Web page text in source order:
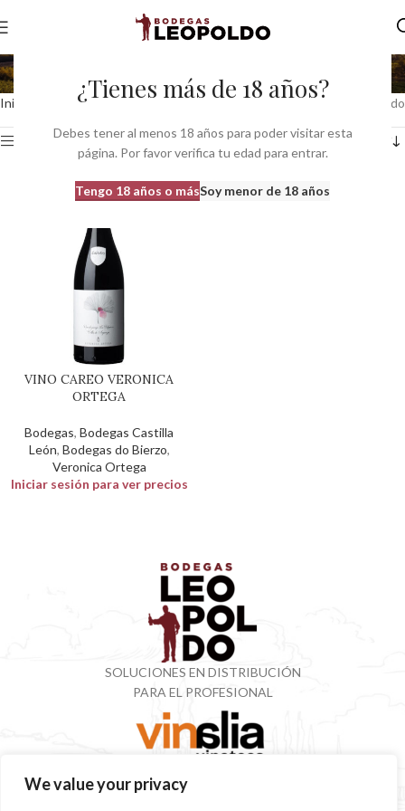
¿Tienes más de 18 años?
Debes tener al menos 18 años para poder visitar esta
página. Por favor verifica tu edad para entrar.
Tengo 18 años o másSoy menor de 18 años
We value your privacy
la fugueira
Inicio Productos etiquetados “la fugueira” Mostrando el único resultado
Ver barra lateral
VINO CAREO VERONICA
ORTEGA
Bodegas, Bodegas Castilla
León, Bodegas do Bierzo,
Veronica Ortega
Iniciar sesión para ver precios
SOLUCIONES EN DISTRIBUCIÓN
PARA EL PROFESIONAL
VINOTECA CON MÁS DE 50 AÑOS ESPECIALIZADOS